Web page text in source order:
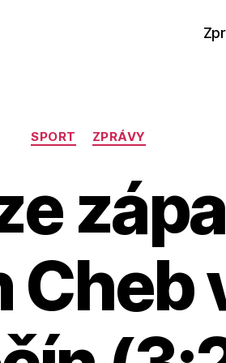
Rubriky
SPORT ZPRÁVY
Cheb
A
u